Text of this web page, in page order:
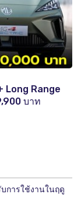
Long Range
บาท
การใช้งานในฤดู